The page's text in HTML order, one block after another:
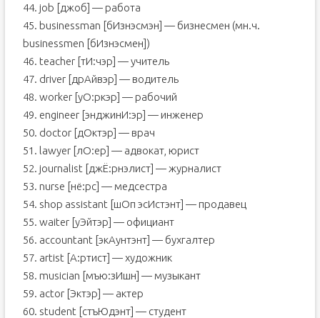
44. job [джоб] — работа
45. businessman [бИзнэсмэн] — бизнесмен (мн.ч.
businessmen [бИзнэсмен])
46. teacher [тИ:чэр] — учитель
47. driver [дрАйвэр] — водитель
48. worker [уО:ркэр] — рабочий
49. engineer [энджинИ:эр] — инженер
50. doctor [дОктэр] — врач
51. lawyer [лО:ер] — адвокат, юрист
52. journalist [джЁ:рнэлист] — журналист
53. nurse [нё:рс] — медсестра
54. shop assistаnt [шОп эсИстэнт] — продавец
55. waiter [уЭйтэр] — официант
56. accountant [экАунтэнт] — бухгалтер
57. artist [А:ртист] — художник
58. musician [мъю:зИшн] — музыкант
59. actor [Эктэр] — актер
60. student [стъЮдэнт] — студент